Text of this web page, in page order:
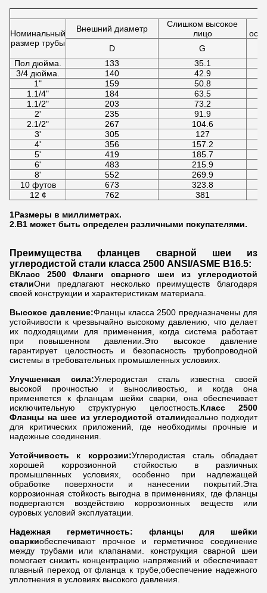
Номинальный
размер трубы
Внешний диаметр
Слишком высокое
лицо
D
G
Пол дюйма.
133
35.1
3/4 дюйма.
140
42.9
1"
159
50.8
1.1/4"
184
63.5
1.1/2"
203
73.2
2'
235
91.9
2.1/2"
267
104.6
3'
305
127
4'
356
157.2
5'
419
185.7
6'
483
215.9
8'
552
269.9
10 футов
673
323.8
12 ¢
762 381
1Размеры в миллиметрах.
2.B1 может быть определен различными покупателями.
Преимущества фланцев сварной шеи из
углеродистой стали класса 2500 ANSI/ASME B16.5:
ВКласс 2500 Фланги сварного шеи из углеродистой
сталиОни предлагают несколько преимуществ благодаря
своей конструкции и характеристикам материала.
Высокое давление:Фланцы класса 2500 предназначены для
устойчивости к чрезвычайно высокому давлению, что делает
их подходящими для применения, когда система работает
при повышенном давлении.Это высокое давление
гарантирует целостность и безопасность трубопроводной
системы в требовательных промышленных условиях.
Улучшенная сила:Углеродистая сталь известна своей
высокой прочностью и выносливостью, и когда она
применяется к фланцам шейки сварки, она обеспечивает
исключительную структурную целостность.Класс 2500
Фланцы на шее из углеродистой сталиидеально подходит
для критических приложений, где необходимы прочные и
надежные соединения.
Устойчивость к коррозии:Углеродистая сталь обладает
хорошей коррозионной стойкостью в различных
промышленных условиях, особенно при надлежащей
обработке поверхности и нанесении покрытий.Эта
коррозионная стойкость выгодна в применениях, где фланцы
подвергаются воздействию коррозионных веществ или
суровых условий эксплуатации.
Надежная герметичность: фланцы для шейки
сваркиобеспечивают прочное и герметичное соединение
между трубами или клапанами. конструкция сварной шеи
помогает снизить концентрацию напряжений и обеспечивает
плавный переход от фланца к трубе,обеспечение надежного
уплотнения в условиях высокого давления.